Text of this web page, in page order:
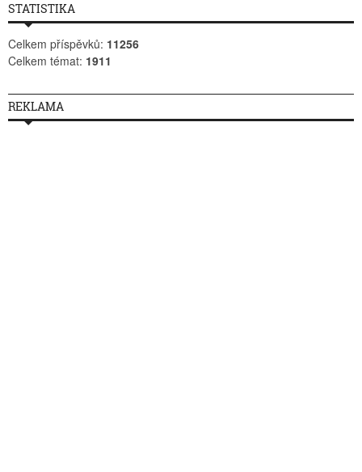
STATISTIKA
Celkem příspěvků: 11256
Celkem témat: 1911
REKLAMA